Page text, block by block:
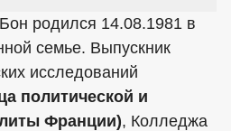
родился 14.08.1981 в
семье. Выпускник
исследований
политической и
Франции), Колледжа